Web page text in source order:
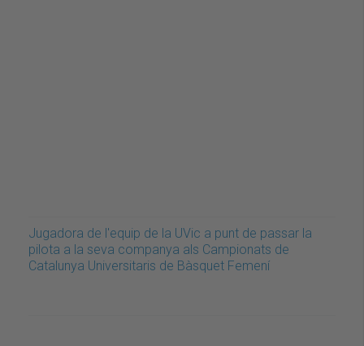
Jugadora de l'equip de la UVic a punt de passar la
pilota a la seva companya als Campionats de
Catalunya Universitaris de Bàsquet Femení